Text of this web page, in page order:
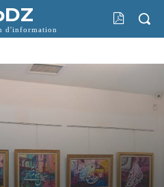
d'information